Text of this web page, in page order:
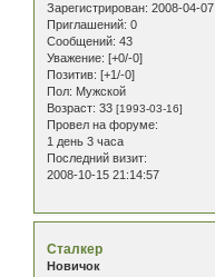
Зарегистрирован: 2008-04-07
Приглашений: 0
Сообщений: 43
Уважение: [+0/-0]
Позитив: [+1/-0]
Пол: Мужской
Возраст: 33 [1993-03-16]
Провел на форуме:
1 день 3 часа
Последний визит:
2008-10-15 21:14:57
Сталкер
Новичок